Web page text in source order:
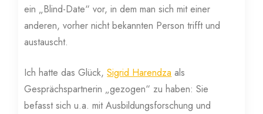
ein „Blind-Date“ vor, in dem man sich mit einer
anderen, vorher nicht bekannten Person trifft und
austauscht.
Ich hatte das Glück,Sigrid Harendza als
Gesprächspartnerin „gezogen“ zu haben: Sie
befasst sich u.a. mit Ausbildungsforschung und